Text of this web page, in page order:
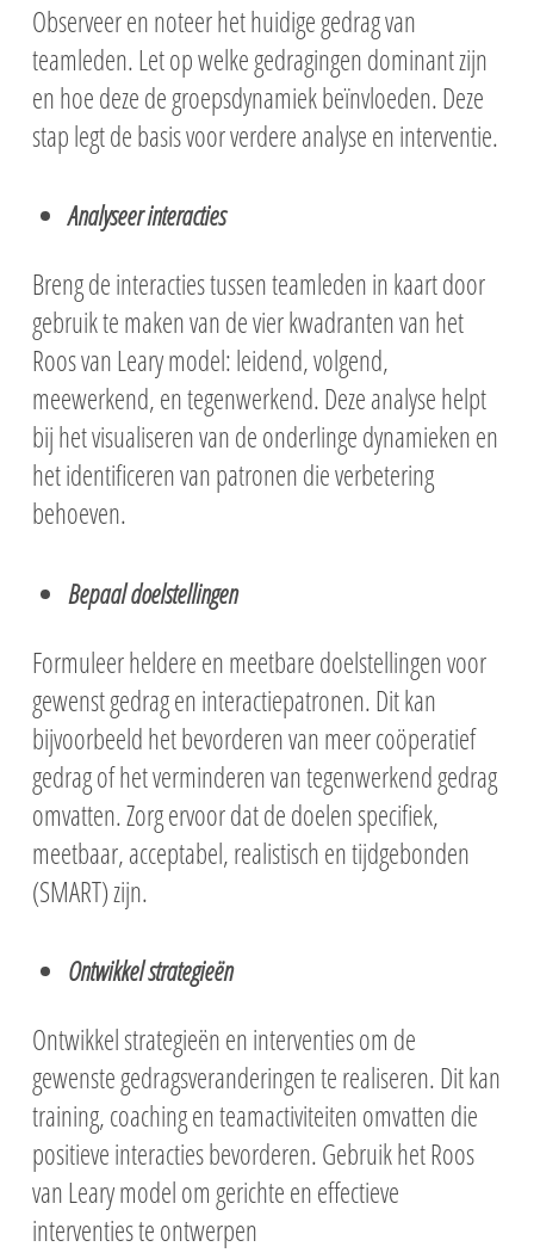
Observeer en noteer het huidige gedrag van
teamleden. Let op welke gedragingen dominant zijn
en hoe deze de groepsdynamiek beïnvloeden. Deze
stap legt de basis voor verdere analyse en interventie.
Analyseer interacties
Breng de interacties tussen teamleden in kaart door
gebruik te maken van de vier kwadranten van het
Roos van Leary model: leidend, volgend,
meewerkend, en tegenwerkend. Deze analyse helpt
bij het visualiseren van de onderlinge dynamieken en
het identificeren van patronen die verbetering
behoeven.
Bepaal doelstellingen
Formuleer heldere en meetbare doelstellingen voor
gewenst gedrag en interactiepatronen. Dit kan
bijvoorbeeld het bevorderen van meer coöperatief
gedrag of het verminderen van tegenwerkend gedrag
omvatten. Zorg ervoor dat de doelen specifiek,
meetbaar, acceptabel, realistisch en tijdgebonden
(SMART) zijn.
Ontwikkel strategieën
Ontwikkel strategieën en interventies om de
gewenste gedragsveranderingen te realiseren. Dit kan
training, coaching en teamactiviteiten omvatten die
positieve interacties bevorderen. Gebruik het Roos
van Leary model om gerichte en effectieve
interventies te ontwerpen